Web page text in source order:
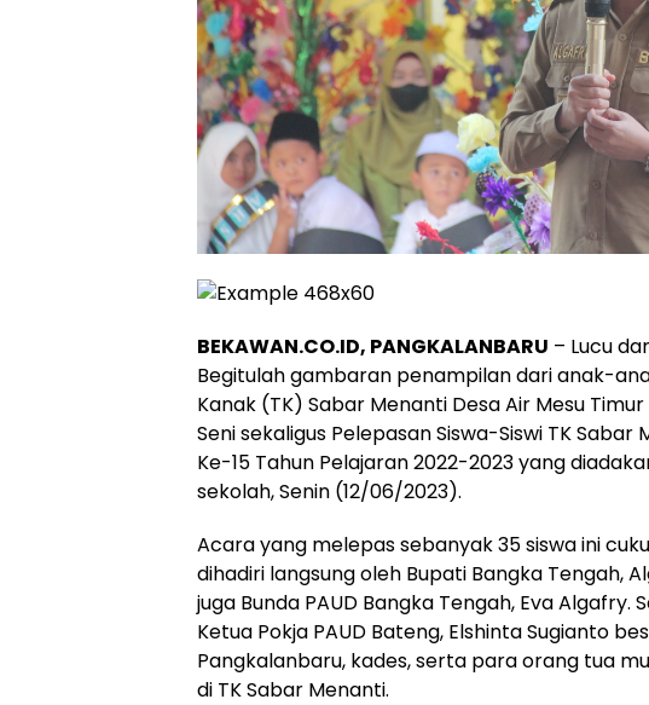
BEKAWAN.CO.ID, PANGKALANBARU – Lucu
Begitulah gambaran penampilan dari anak-
Kanak (TK) Sabar Menanti Desa Air Mesu
Seni sekaligus Pelepasan Siswa-Siswi TK
Ke-15 Tahun Pelajaran 2022-2023 yang
sekolah, Senin (12/06/2023).
Acara yang melepas sebanyak 35 siswa ini
dihadiri langsung oleh Bupati Bangka Tengah,
juga Bunda PAUD Bangka Tengah, Eva Algafry.
Ketua Pokja PAUD Bateng, Elshinta Sugianto
Pangkalanbaru, kades, serta para orang tua
di TK Sabar Menanti.